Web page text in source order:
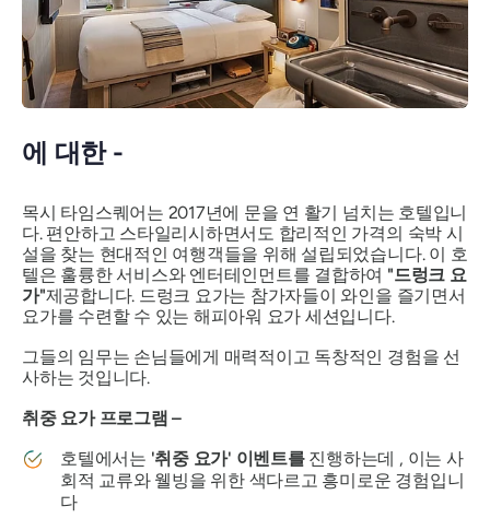
에 대한 -
목시 타임스퀘어는 2017년에 문을 연 활기 넘치는 호텔입니
다. 편안하고 스타일리시하면서도 합리적인 가격의 숙박 시
설을 찾는 현대적인 여행객들을 위해 설립되었습니다. 이 호
텔은 훌륭한 서비스와 엔터테인먼트를 결합하여 "드렁크 요
가"제공합니다. 드렁크 요가는 참가자들이 와인을 즐기면서
요가를 수련할 수 있는 해피아워 요가 세션입니다.
그들의 임무는 손님들에게 매력적이고 독창적인 경험을 선
사하는 것입니다.
취중 요가 프로그램 –
호텔에서는 '취중 요가' 이벤트를진행하는데 , 이는 사
회적 교류와 웰빙을 위한 색다르고 흥미로운 경험입니
다